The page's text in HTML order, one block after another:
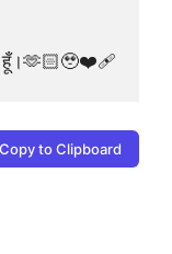
हूँ।🫶🏻🥹❤️‍🩹
Copy to Clipboard